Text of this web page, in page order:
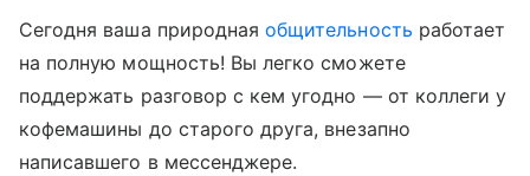
Сегодня ваша природнаяобщительность работает
на полную мощность! Вы легко сможете
поддержать разговор с кем угодно — от коллеги у
кофемашины до старого друга, внезапно
написавшего в мессенджере.